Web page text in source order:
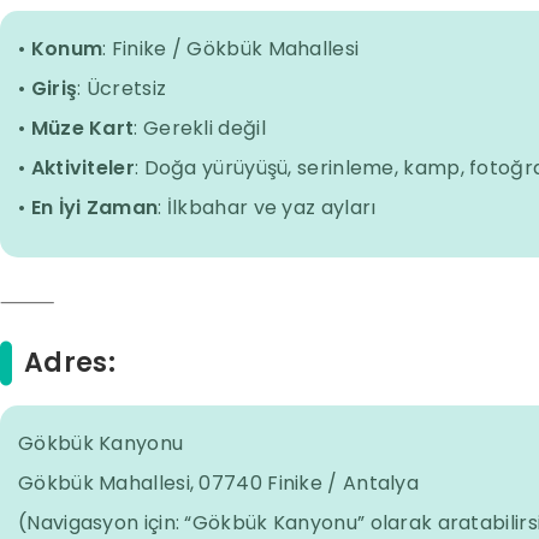
• Konum: Finike / Gökbük Mahallesi
• Giriş: Ücretsiz
• Müze Kart: Gerekli değil
• Aktiviteler: Doğa yürüyüşü, serinleme, kamp,
• En İyi Zaman: İlkbahar ve yaz ayları
⸻
Adres:
Gökbük Kanyonu
Gökbük Mahallesi, 07740 Finike / Antalya
(Navigasyon için: “Gökbük Kanyonu” olarak